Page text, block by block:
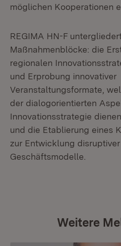
möglichen Kooperationen
REGIMA HN-F
Maßnahmenblöcke: die
regionalen
und Erprobung innovativer
Veranstaltungsformate,
der dialogorientierten
Innovationsstrategie
und die Etablierung eines
zur Entwicklung
Geschäftsmodelle.
Weitere